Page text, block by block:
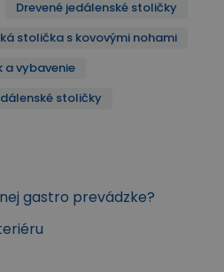
Drevené jedálenské stoličky
stolička s kovovými nohami
vybavenie
stoličky
gastro prevádzke?